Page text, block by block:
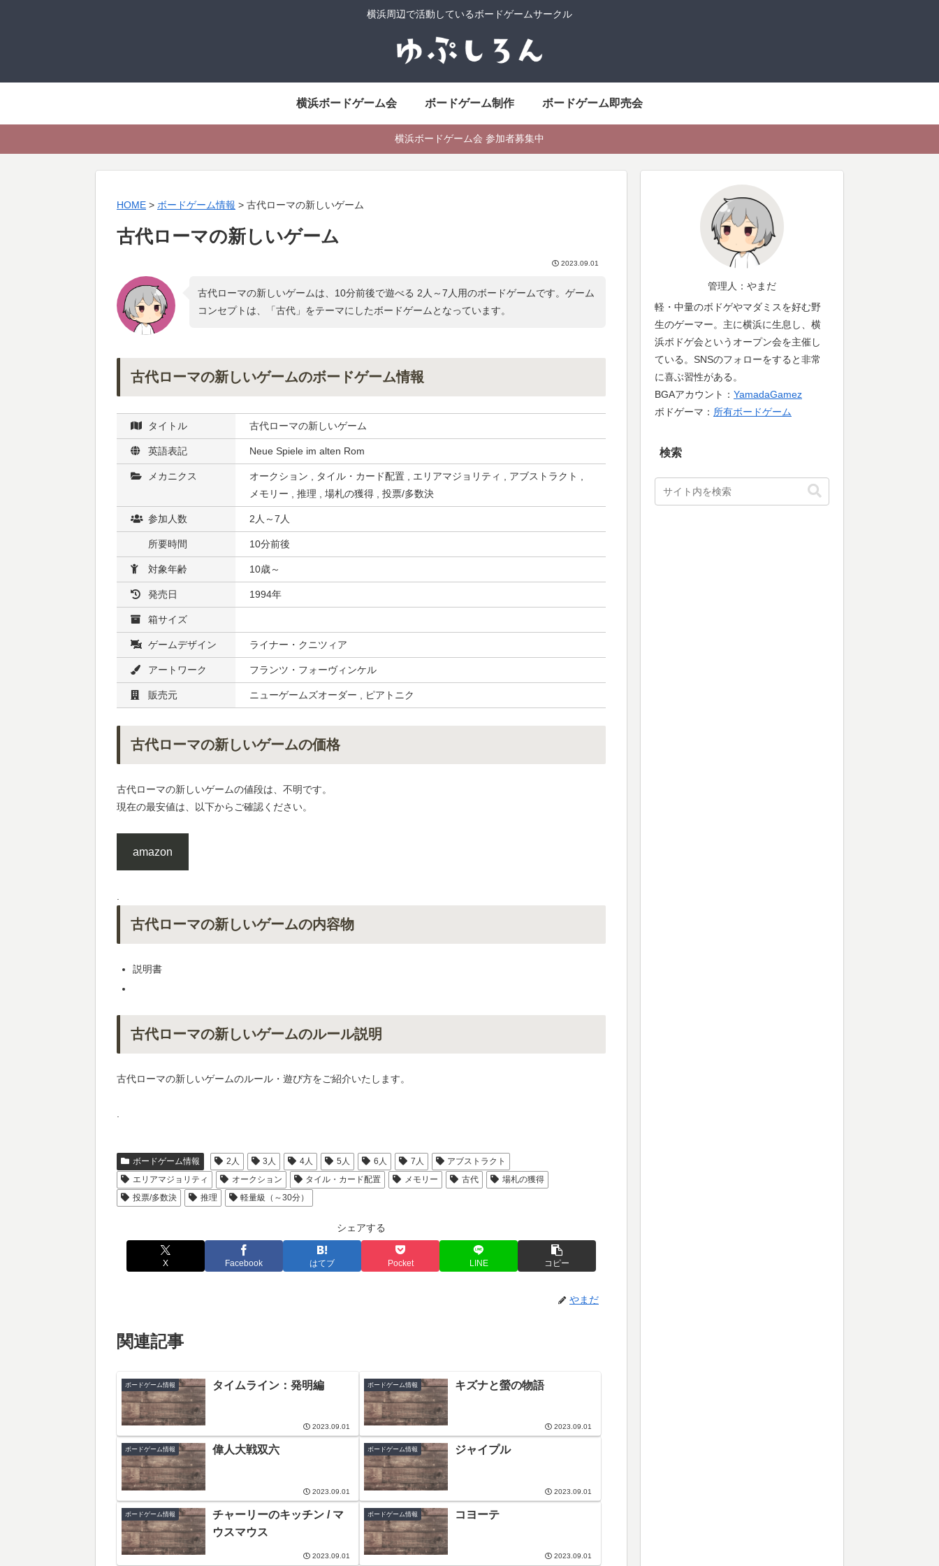
横浜周辺で活動しているボードゲームサークル
横浜ボードゲーム会 ボードゲーム制作 ボードゲーム即売会
横浜ボードゲーム会 参加者募集中
HOME > ボードゲーム情報 > 古代ローマの新しいゲーム
古代ローマの新しいゲーム
2023.09.01
古代ローマの新しいゲームは、10分前後で遊べる 2人～7人用のボードゲームです。ゲーム
コンセプトは、「古代 」をテーマにしたボードゲームとなっています。
古代ローマの新しいゲームのボードゲーム情報
タイトル 古代ローマの新しいゲーム
英語表記 Neue Spiele im alten Rom
メカニクス
オークション , タイル・カード配置 , エリアマジョリティ , アブストラクト ,
メモリー , 推理 , 場札の獲得 , 投票/多数決
参加人数 2人～7人
所要時間 10分前後
対象年齢 10歳～
発売日 1994年
箱サイズ
ゲームデザイン ライナー・クニツィア
アートワーク フランツ・フォーヴィンケル
販売元 ニューゲームズオーダー , ピアトニク
古代ローマの新しいゲームの価格
古代ローマの新しいゲームの値段は、不明です。
現在の最安値は、以下からご確認ください。
amazon
.
古代ローマの新しいゲームの内容物
説明書
古代ローマの新しいゲームのルール説明
古代ローマの新しいゲームのルール・遊び方をご紹介いたします。
.
ボードゲーム情報 2人 3人 4人 5人 6人 7人
アブストラクト
エリアマジョリティ
オークション タイル・カード配置 メモリー 古代
場札の獲得
投票/多数決
推理 軽量級（～30分）
シェアする
X Facebook はてブ Pocket LINE コピー
やまだ
関連記事
ボードゲーム情報 タイムライン：発明編
2023.09.01
ボードゲーム情報 キズナと螢の物語
2023.09.01
ボードゲーム情報 偉人大戦双六
2023.09.01
ボードゲーム情報 ジャイプル
2023.09.01
ボードゲーム情報
チャーリーのキッチン / マ
ウスマウス
2023.09.01
ボードゲーム情報 コヨーテ
2023.09.01
管理人：やまだ
軽・中量のボドゲやマダミスを好む野
生のゲーマー。主に横浜に生息し、横
浜ボドゲ会というオープン会を主催し
ている。SNSのフォローをすると非常
に喜ぶ習性がある。
BGAアカウント： YamadaGamez
ボドゲーマ： 所有ボードゲーム
検索